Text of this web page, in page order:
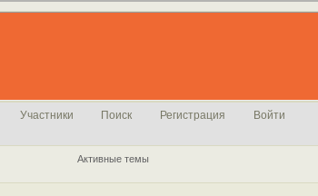
Участники Поиск Регистрация Войти
Активные темы